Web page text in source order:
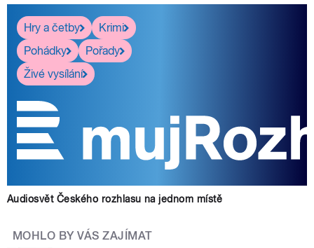
Hry a četby
Krimi
Pohádky
Pořady
Živé vysílání
Audiosvět Českého rozhlasu na jednom místě
MOHLO BY VÁS ZAJÍMAT